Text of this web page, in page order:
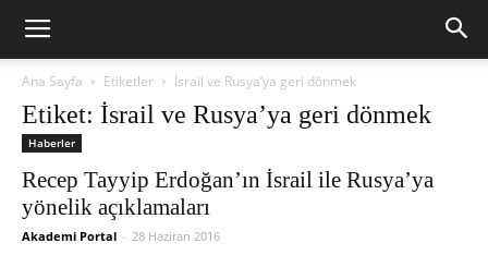
Ana Sayfa Etiketler İsrail ve Rusya’ya geri dönmek
Etiket: İsrail ve Rusya’ya geri dönmek
Haberler
Recep Tayyip Erdoğan’ın İsrail ile Rusya’ya
yönelik açıklamaları
Akademi Portal - 28 Haziran 2016